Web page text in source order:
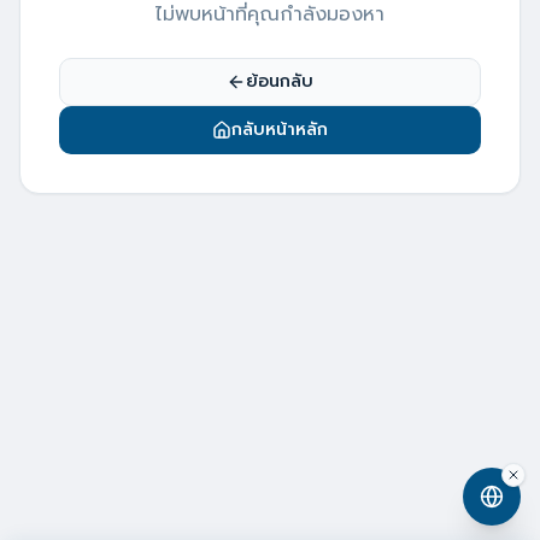
ไม่พบหน้าที่คุณกำลังมองหา
ย้อนกลับ
กลับหน้าหลัก